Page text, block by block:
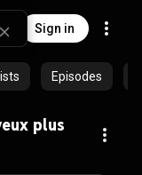
Sign in
Episodes
plus